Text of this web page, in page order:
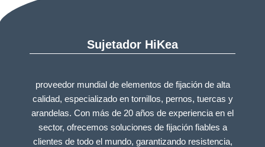
Sujetador HiKea
proveedor mundial de elementos de fijación de alta
calidad, especializado en tornillos, pernos, tuercas y
arandelas. Con más de 20 años de experiencia en el
sector, ofrecemos soluciones de fijación fiables a
clientes de todo el mundo, garantizando resistencia,